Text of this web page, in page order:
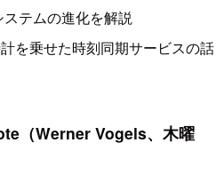
テムの進化を解説
を乗せた時刻同期サービスの話
（Werner Vogels、木曜